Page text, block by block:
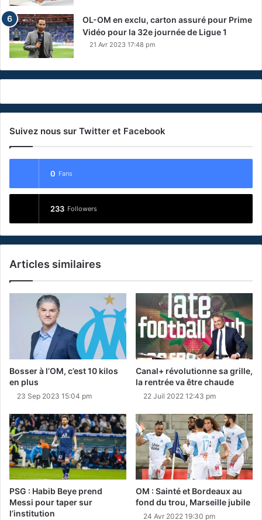
OL-OM en exclu, carton assuré pour Prime
Vidéo pour la 32e journée de Ligue 1
21 Avr 2023 17:48 pm
Suivez nous sur Twitter et Facebook
0 Fans
233 Followers
Articles similaires
Bosser à l’OM, c’est 10 kilos
en plus
23 Sep 2023 15:04 pm
Canal+ révolutionne sa grille,
la rentrée va être chaude
22 Juil 2022 12:43 pm
PSG : Habib Beye prend
Messi pour taper sur
l’institution
OM : Sainté et Bordeaux au
fond du trou, Marseille jubile
24 Avr 2022 19:30 pm